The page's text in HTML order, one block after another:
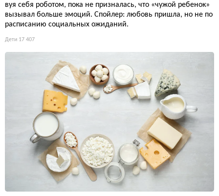
вуя себя роботом, пока не призналась, что «чужой ребенок»
вызывал больше эмоций. Спойлер: любовь пришла, но не по
расписанию социальных ожиданий.
Дети 17 407